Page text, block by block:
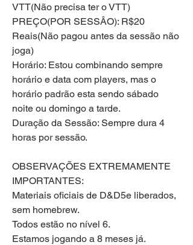
VTT(Não precisa ter o VTT)
PREÇO(POR SESSÂO): R$20
Reais(Não pagou antes da sessão não
joga)
Horário: Estou combinando sempre
horário e data com players, mas o
horário padrão esta sendo sábado
noite ou domingo a tarde.
Duração da Sessão: Sempre dura 4
horas por sessão.
OBSERVAÇÕES EXTREMAMENTE
IMPORTANTES:
Materiais oficiais de D&D5e liberados,
sem homebrew.
Todos estão no nível 6.
Estamos jogando a 8 meses já.